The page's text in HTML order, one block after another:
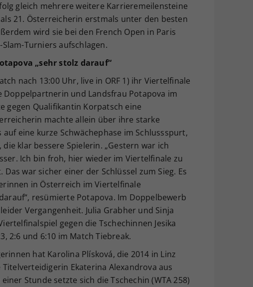
gleich mehrere weitere Karrieremeilensteine
21. Österreicherin erstmals unter den besten
wird sie bei den French Open in Paris
Turniers aufschlagen.
„sehr stolz darauf“
nach 13:00 Uhr, live in ORF 1) ihr Viertelfinale
Doppelpartnerin und Landsfrau Potapova im
gegen Qualifikantin Korpatsch eine
machte allein über ihre starke
eine kurze Schwächephase im Schlussspurt,
klar bessere Spielerin. „Gestern war ich
Ich bin froh, hier wieder im Viertelfinale zu
war sicher einer der Schlüssel zum Sieg. Es
in Österreich im Viertelfinale
resümierte Potapova. Im Doppelbewerb
Vergangenheit. Julia Grabher und Sinja
gegen die Tschechinnen Jesika
2:6 und 6:10 im Match Tiebreak.
hat Karolina Plísková, die 2014 in Linz
Ekaterina Alexandrova aus
Stunde setzte sich die Tschechin (WTA 258)